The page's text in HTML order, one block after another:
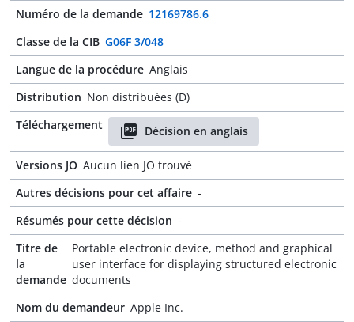
Numéro de la demande 12169786.6
Classe de la CIB G06F 3/048
Langue de la procédure Anglais
Distribution Non distribuées (D)
Téléchargement
Décision en anglais
Versions JO Aucun lien JO trouvé
Autres décisions pour cet affaire -
Résumés pour cette décision -
Titre de
la
demande
Portable electronic device, method and graphical
user interface for displaying structured electronic
documents
Nom du demandeur Apple Inc.